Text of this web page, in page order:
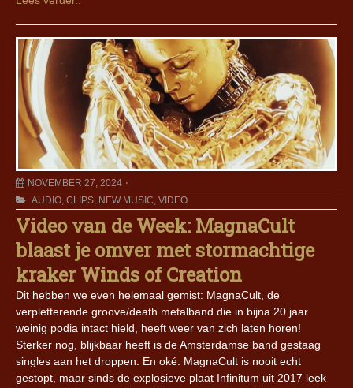
NOVEMBER 27, 2024
AUDIO, CLIPS, NEW MUSIC, VIDEO
Video van de Week: MagnaCult
blaast je omver met stormachtige
kraker Winds of Creation
Dit hebben we even helemaal gemist: MagnaCult, de
verpletterende groove/death metalband die in bijna 20 jaar
weinig podia intact hield, heeft weer van zich laten horen!
Sterker nog, blijkbaar heeft is de Amsterdamse band gestaag
singles aan het droppen. En oké: MagnaCult is nooit echt
gestopt, maar sinds de explosieve plaat Infinitum uit 2017 leek